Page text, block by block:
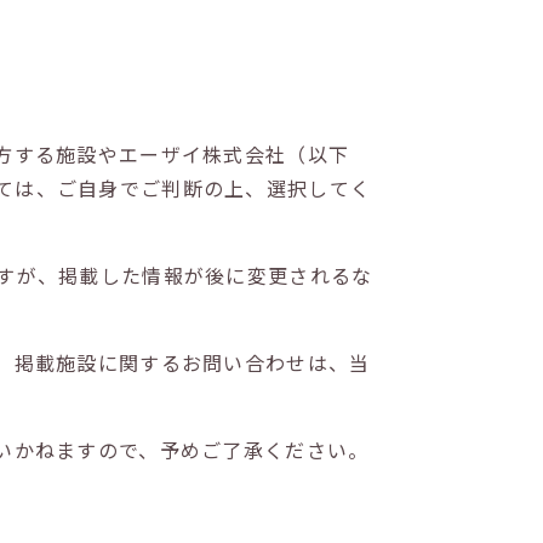
る施設やエーザイ株式会社（以下
、ご自身でご判断の上、選択してく
が、掲載した情報が後に変更されるな
載施設に関するお問い合わせは、当
ねますので、予めご了承ください。